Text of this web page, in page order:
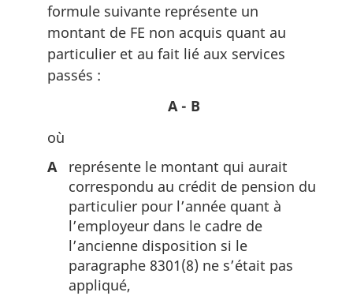
formule suivante représente un
montant de FE non acquis quant au
particulier et au fait lié aux services
passés :
A - B
où
A
représente le montant qui aurait
correspondu au crédit de pension du
particulier pour l’année quant à
l’employeur dans le cadre de
l’ancienne disposition si le
paragraphe 8301(8) ne s’était pas
appliqué,